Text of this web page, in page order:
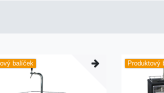
balíček Produktový